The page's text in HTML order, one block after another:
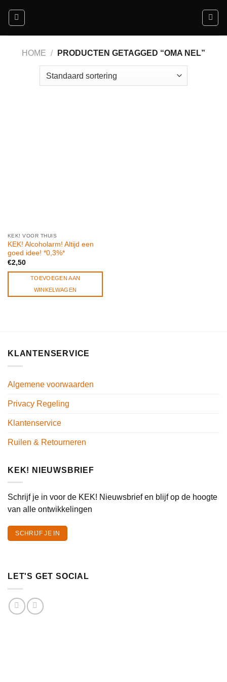
naar
HOME / PRODUCTEN GETAGGED “OMA NEL”
KEK! VOOR THUIS
KEK! Alcoholarm! Altijd een
goed idee! *0,3%*
€2,50
TOEVOEGEN AAN
WINKELWAGEN
KLANTENSERVICE
Algemene voorwaarden
Privacy Regeling
Klantenservice
Ruilen & Retourneren
KEK! NIEUWSBRIEF
Schrijf je in voor de KEK! Nieuwsbrief en blijf op de hoogte
van alle ontwikkelingen
SCHRIJF JE IN
LET'S GET SOCIAL